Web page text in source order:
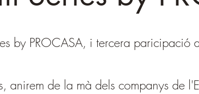
by PROCASA, i tercera paricipació
anirem de la mà dels companys de l'